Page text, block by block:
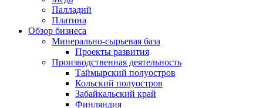
Палладий
Платина
Обзор бизнеса
Минерально-сырьевая база
Проекты развития
Производственная деятельность
Таймырский полуостров
Кольский полуостров
Забайкальский край
Финляндия